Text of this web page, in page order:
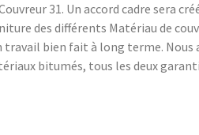
31. Un accord cadre sera
des différents Matériau de
travail bien fait à long terme.
bitumés, tous les deux